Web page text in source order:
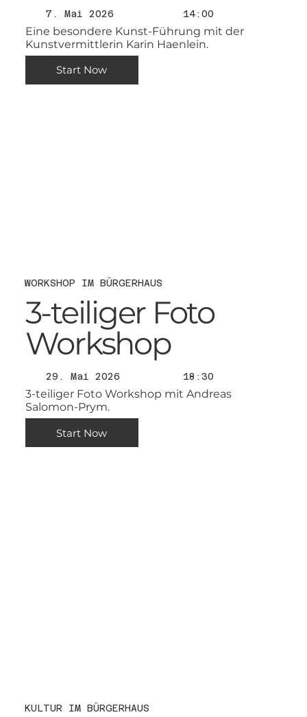
7. Mai 2026 14:00
Eine besondere Kunst-Führung mit der
Kunstvermittlerin Karin Haenlein.
Start Now
WORKSHOP IM BÜRGERHAUS
3-teiliger Foto
Workshop
29. Mai 2026 18:30
3-teiliger Foto Workshop mit Andreas
Salomon-Prym.
Start Now
KULTUR IM BÜRGERHAUS